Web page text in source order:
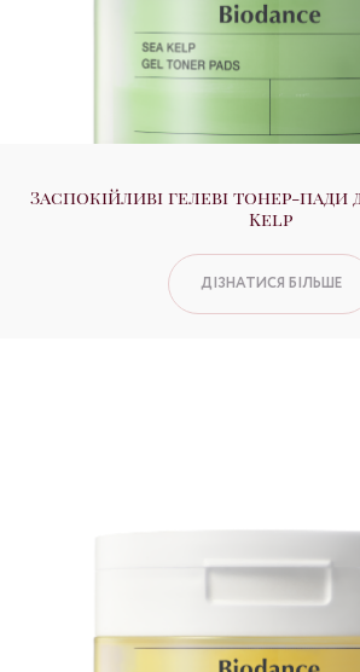
Заспокійливі гелеві тонер-пади
Kelp
ДІЗНАТИСЯ БІЛЬШЕ